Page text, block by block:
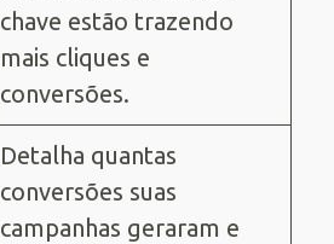
chave estão trazendo
mais cliques e
conversões.
Detalha quantas
conversões suas
campanhas geraram e